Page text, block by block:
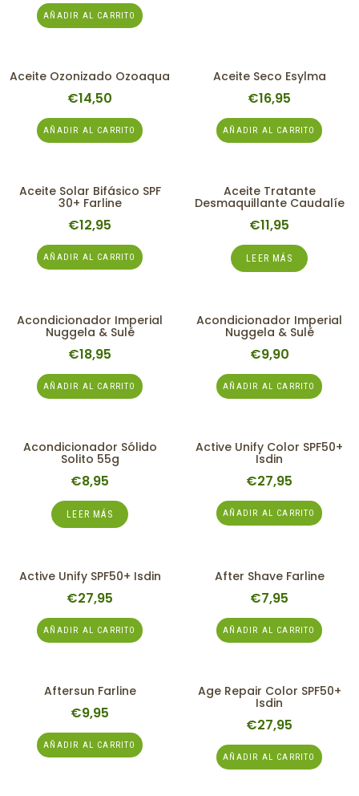
AÑADIR AL CARRITO
Aceite Ozonizado Ozoaqua
€14,50
AÑADIR AL CARRITO
Aceite Seco Esylma
€16,95
AÑADIR AL CARRITO
Aceite Solar Bifásico SPF
30+ Farline
€12,95
AÑADIR AL CARRITO
Aceite Tratante
Desmaquillante Caudalíe
€11,95
LEER MÁS
Acondicionador Imperial
Nuggela & Sulé
€18,95
AÑADIR AL CARRITO
Acondicionador Imperial
Nuggela & Sulé
€9,90
AÑADIR AL CARRITO
Acondicionador Sólido
Solito 55g
€8,95
LEER MÁS
Active Unify Color SPF50+
Isdin
€27,95
AÑADIR AL CARRITO
Active Unify SPF50+ Isdin
€27,95
AÑADIR AL CARRITO
After Shave Farline
€7,95
AÑADIR AL CARRITO
Aftersun Farline
€9,95
AÑADIR AL CARRITO
Age Repair Color SPF50+
Isdin
€27,95
AÑADIR AL CARRITO